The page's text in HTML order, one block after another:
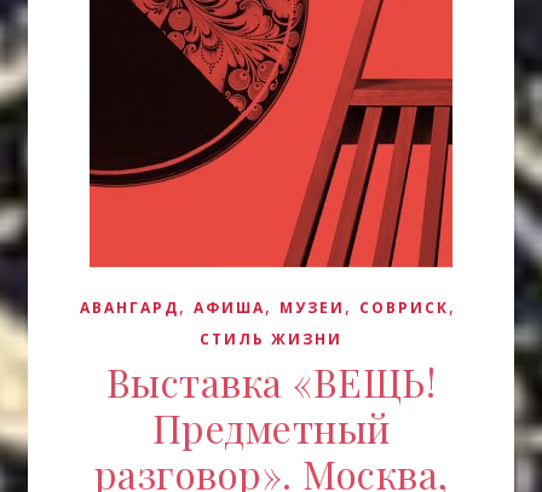
АВАНГАРД, АФИША, МУЗЕИ , СОВРИСК,
СТИЛЬ ЖИЗНИ
Выставка «ВЕЩЬ!
Предметный
разговор». Москва,